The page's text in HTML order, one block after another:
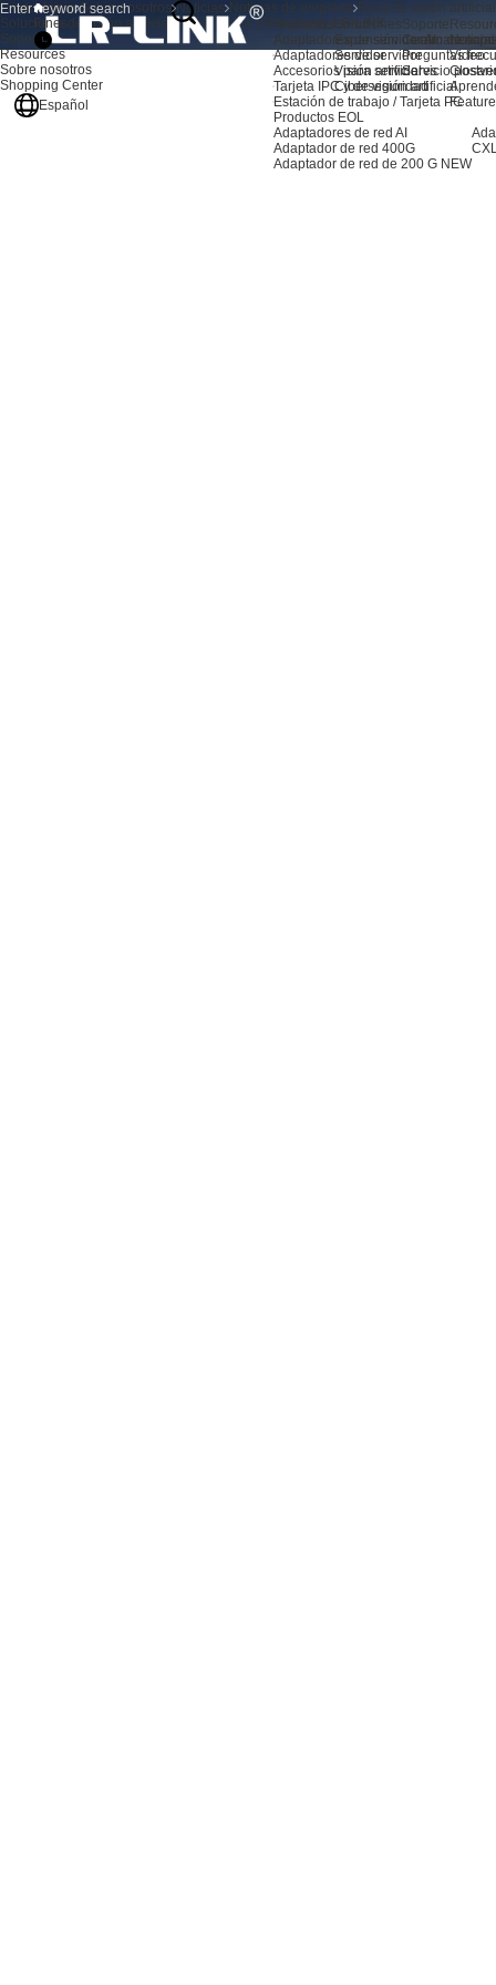
Productos
Adaptadores de servidor AI
Adaptadores de servidor
Accesorios para servidores
Tarjeta IPC y de visión artificial
Estación de trabajo / Tarjeta PC
Productos EOL
Adaptadores de red AI
Adaptador de red 400G
Adaptador de red de 200 G NEW
Soluciones
Expansión de
Servidor
Visión artificial
Ciberseguridad
Soporte
Centro de
Preguntas
Servicio
Video
Productos
Soluciones
Soporte
Resources
Sobre nosotros
Shopping Center
Español
Inicio Sobre nosotros Noticias Noticias de empresa
Feria de visión
Feria de visión artificial Vision China (Shenzhen), LR-LINK